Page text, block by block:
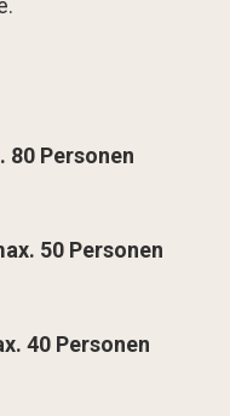
80 Personen
50 Personen
40 Personen